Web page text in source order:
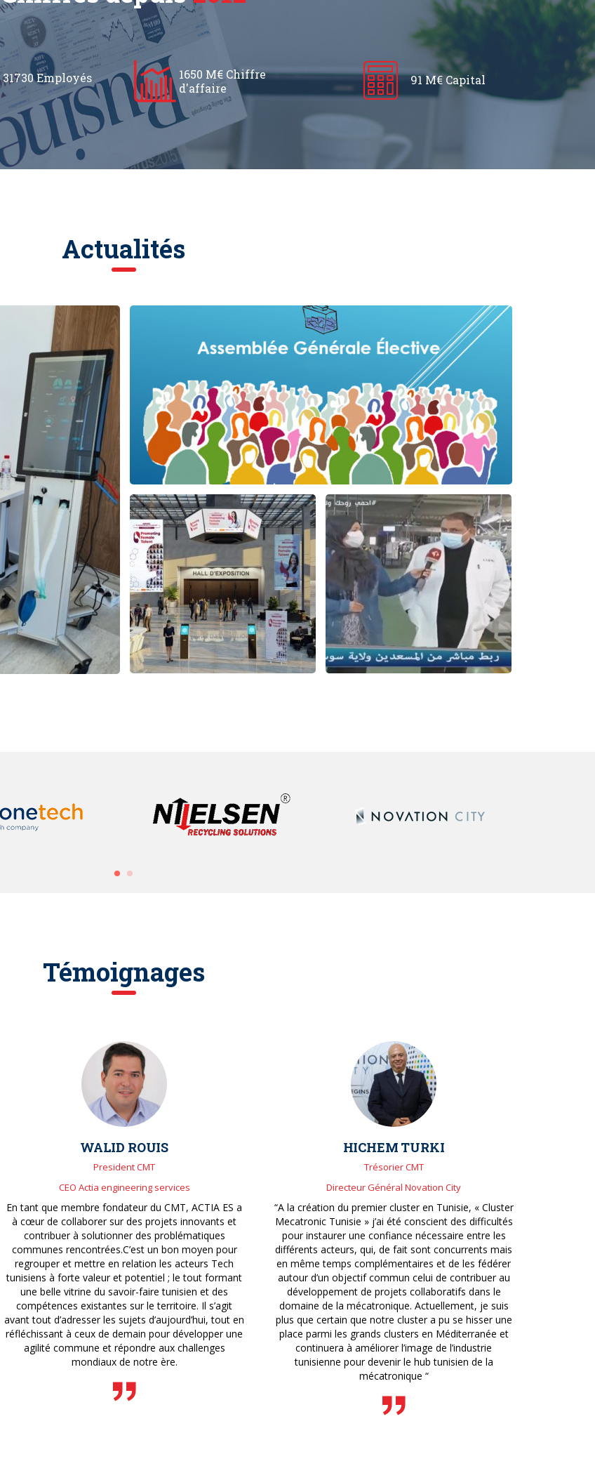
31730 Employés
1650 M€ Chiffre
d'affaire
91 M€ Capital
Actualités
Témoignages
WALID ROUIS
President CMT
CEO Actia engineering services
En tant que membre fondateur du CMT, ACTIA ES a
à cœur de collaborer sur des projets innovants et
contribuer à solutionner des problématiques
communes rencontrées.C’est un bon moyen pour
regrouper et mettre en relation les acteurs Tech
tunisiens à forte valeur et potentiel ; le tout formant
une belle vitrine du savoir-faire tunisien et des
compétences existantes sur le territoire. Il s’agit
avant tout d’adresser les sujets d’aujourd’hui, tout en
réfléchissant à ceux de demain pour développer une
agilité commune et répondre aux challenges
mondiaux de notre ère.
HICHEM TURKI
Trésorier CMT
Directeur Général Novation City
“A la création du premier cluster en Tunisie, « Cluster
Mecatronic Tunisie » j’ai été conscient des difficultés
pour instaurer une confiance nécessaire entre les
différents acteurs, qui, de fait sont concurrents mais
en même temps complémentaires et de les fédérer
autour d’un objectif commun celui de contribuer au
développement de projets collaboratifs dans le
domaine de la mécatronique. Actuellement, je suis
plus que certain que notre cluster a pu se hisser une
place parmi les grands clusters en Méditerranée et
continuera à améliorer l’image de l’industrie
tunisienne pour devenir le hub tunisien de la
mécatronique “